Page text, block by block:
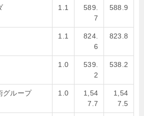
1.1
589.
7
588.9
1.1
824.
6
823.8
1.0
539.
2
538.2
グループ 1.0
1,54
7.7
1,54
7.5